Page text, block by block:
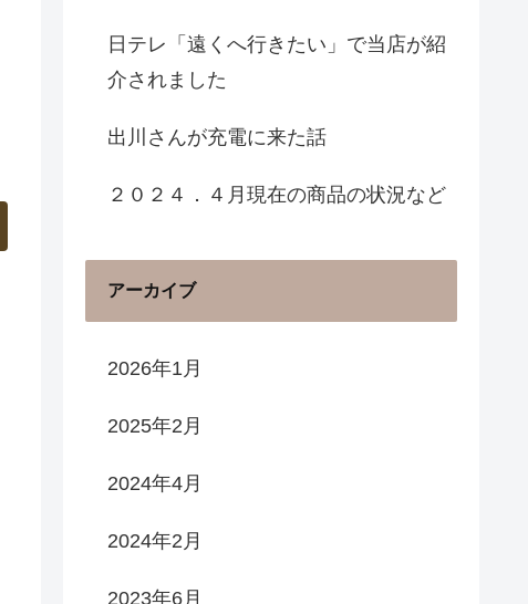
日テレ「遠くへ行きたい」で当店が紹
介されました
出川さんが充電に来た話
２０２４．４月現在の商品の状況など
アーカイブ
2026年1月
2025年2月
2024年4月
2024年2月
2023年6月